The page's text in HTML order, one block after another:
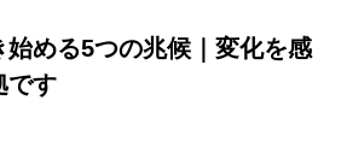
める5つの兆候｜変化を感
です